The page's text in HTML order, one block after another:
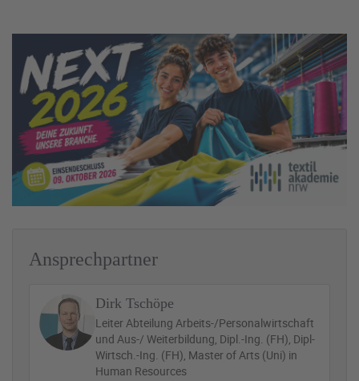
Ansprechpartner
Dirk Tschöpe
Leiter Abteilung Arbeits-/Personalwirtschaft
und Aus-/ Weiterbildung, Dipl.-Ing. (FH), Dipl-
Wirtsch.-Ing. (FH), Master of Arts (Uni) in
Human Resources